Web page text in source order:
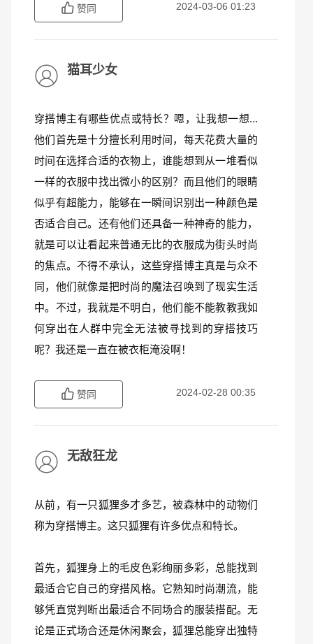
赞同 2024-03-06 01:23
猫耳少女
穿搭博主有哪些优点或特长？嗯，让我想一想...
他们首先是十分擅长利用时间，每天花费大量的
时间在选择合适的衣物上，谁能想到从一堆看似
一样的衣服中找出微小的区别？而且他们的眼睛
似乎有超能力，能够在一瞬间识别出一种颜色是
否适合自己。还有他们还具备一种神奇的能力，
就是可以让看起来普通无比的衣服成为街头时尚
的焦点。不得不承认，这些穿搭博主真是与众不
同，他们就像是把时尚的魔法召唤到了现实生活
中。不过，我就是不明白，他们能不能教教我如
何穿出在人群中完全无法被寻找到的穿搭技巧
呢？我还是一直在被衣柜淹没啊！
赞同 2024-02-28 00:35
无敌狂龙
从前，有一只狐狸多才多艺，被森林中的动物们
称为穿搭博主。这只狐狸有许多优点和特长。
首先，狐狸身上的毛皮色彩绚丽多彩，总能找到
最适合它自己的穿搭风格。它熟知时尚潮流，能
够凭直觉判断出最适合不同场合的服装搭配。无
论是正式场合还是休闲聚会，狐狸总能穿出独特